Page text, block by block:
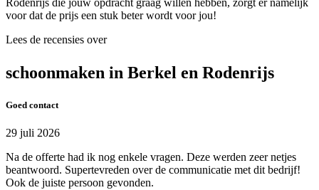
Rodenrijs die jouw opdracht graag willen hebben, zorgt er namelijk
voor dat de prijs een stuk beter wordt voor jou!
Lees de recensies over
schoonmaken in Berkel en Rodenrijs
Goed contact
29 juli 2026
Na de offerte had ik nog enkele vragen. Deze werden zeer netjes
beantwoord. Supertevreden over de communicatie met dit bedrijf!
Ook de juiste persoon gevonden.